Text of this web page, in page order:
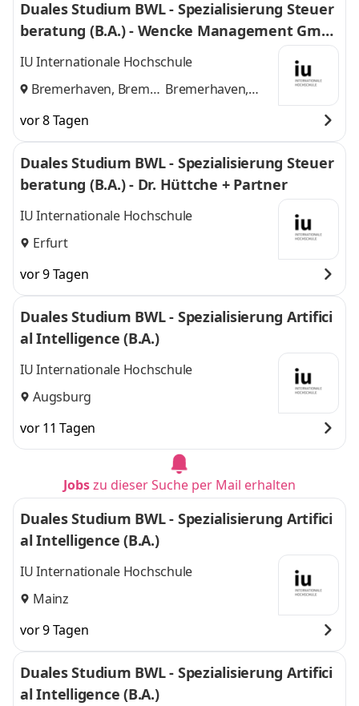
Duales Studium BWL - Spezialisierung Steuer
beratung (B.A.) - Wencke Management Gmb
H
IU Internationale Hochschule
Bremerhaven, Bremen Bremerhaven,
vor 8 Tagen
Duales Studium BWL - Spezialisierung Steuer
beratung (B.A.) - Dr. Hüttche + Partner
IU Internationale Hochschule
Erfurt
vor 9 Tagen
Duales Studium BWL - Spezialisierung Artifici
al Intelligence (B.A.)
IU Internationale Hochschule
Augsburg
vor 11 Tagen
Jobszu dieser Suche per Mail erhalten
Duales Studium BWL - Spezialisierung Artifici
al Intelligence (B.A.)
IU Internationale Hochschule
Mainz
vor 9 Tagen
Duales Studium BWL - Spezialisierung Artifici
al Intelligence (B.A.)